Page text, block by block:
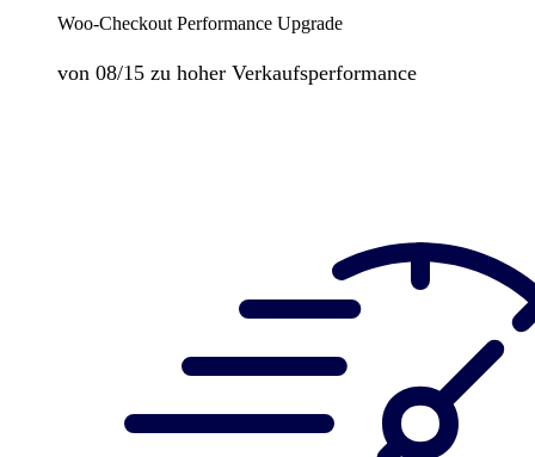
Woo-Checkout Performance Upgrade
von 08/15 zu hoher Verkaufsperformance